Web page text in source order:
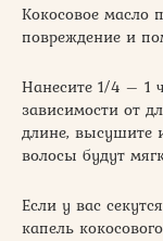
Кокосовое масло
повреждение и
Нанесите 1/4 – 1
зависимости от
длине, высушите
волосы будут
Если у вас
капель